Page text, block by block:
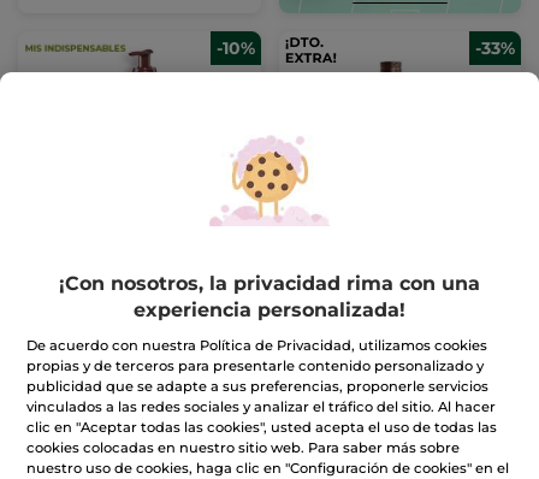
-10%
Leche corporal Monoi
8,99€ 9,99€
AÑADIR A MI
CESTA
-33%
Kit de Verano Monoï
13,99€ 20,97€
AÑADIR A MI
CESTA
¡Con nosotros, la privacidad rima con una
experiencia personalizada!
De acuerdo con nuestra Política de Privacidad, utilizamos cookies
propias y de terceros para presentarle contenido personalizado y
publicidad que se adapte a sus preferencias, proponerle servicios
vinculados a las redes sociales y analizar el tráfico del sitio. Al hacer
clic en "Aceptar todas las cookies", usted acepta el uso de todas las
cookies colocadas en nuestro sitio web. Para saber más sobre
nuestro uso de cookies, haga clic en "Configuración de cookies" en el